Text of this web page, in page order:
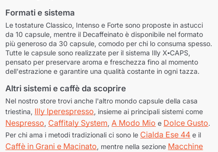
Formati e sistema
Le tostature Classico, Intenso e Forte sono proposte in astucci
da 10 capsule, mentre il Decaffeinato è disponibile nel formato
più generoso da 30 capsule, comodo per chi lo consuma spesso.
Tutte le capsule sono realizzate per il sistema Illy X▪CAPS,
pensato per preservare aroma e freschezza fino al momento
dell'estrazione e garantire una qualità costante in ogni tazza.
Altri sistemi e caffè da scoprire
Nel nostro store trovi anche l'altro mondo capsule della casa
triestina, Illy Iperespresso, insieme ai principali sistemi come
Nespresso, Caffitaly System, A Modo Mio e Dolce Gusto.
Per chi ama i metodi tradizionali ci sono le Cialda Ese 44 e il
Caffè in Grani e Macinato, mentre nella sezione Macchine